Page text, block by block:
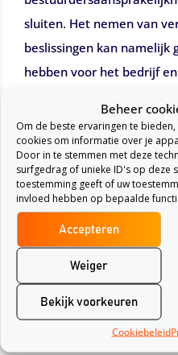
Beheer
Om de beste ervaringen te
cookies om informatie over je
Door in te stemmen met deze
surfgedrag of unieke ID's op deze
toestemming geeft of uw
invloed hebben op bepaalde
Accepteren
Weiger
Bekijk voorkeuren
Cookiebeleid
sluiten. Het nemen van
beslissingen kan namelijk
hebben voor het bedrijf
De Chubb
biedt dekking voor
bestuurders kunnen
verzekering zorgt ervoor
tegen mogelijke
geen beroep gedaan kan
privévermogen van de
wordt het afsluiten van de